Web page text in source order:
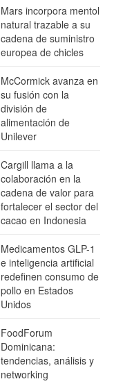
Mars incorpora mentol
natural trazable a su
cadena de suministro
europea de chicles
McCormick avanza en
su fusión con la
división de
alimentación de
Unilever
Cargill llama a la
colaboración en la
cadena de valor para
fortalecer el sector del
cacao en Indonesia
Medicamentos GLP-1
e inteligencia artificial
redefinen consumo de
pollo en Estados
Unidos
FoodForum
Dominicana:
tendencias, análisis y
networking